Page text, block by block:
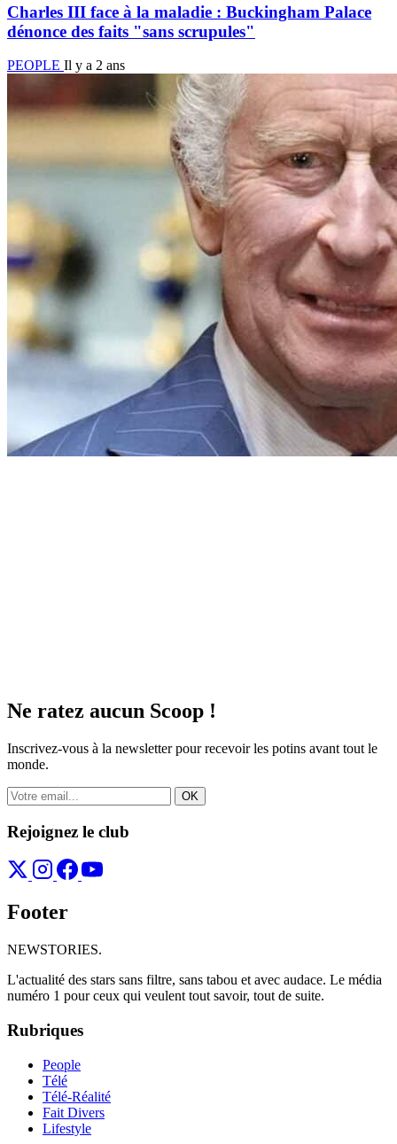
Charles III face à la maladie : Buckingham Palace
dénonce des faits "sans scrupules"
PEOPLE Il y a 2 ans
Ne ratez aucun Scoop !
Inscrivez-vous à la newsletter pour recevoir les potins avant tout le
monde.
OK
Rejoignez le club
Footer
NEWSTORIES.
L'actualité des stars sans filtre, sans tabou et avec audace. Le média
numéro 1 pour ceux qui veulent tout savoir, tout de suite.
Rubriques
People
Télé
Télé-Réalité
Fait Divers
Lifestyle